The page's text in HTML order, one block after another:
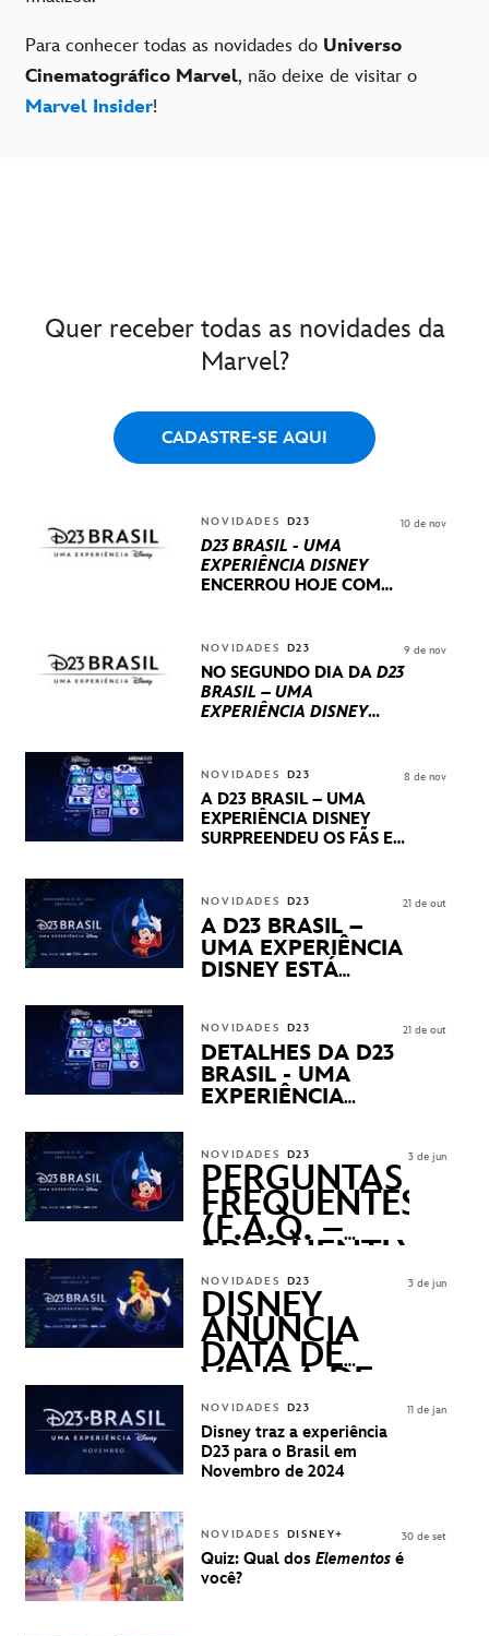
Para conhecer todas as novidades do Universo
Cinematográfico Marvel, não deixe de visitar o
Marvel Insider!
Quer receber todas as novidades da
Marvel?
CADASTRE-SE AQUI
NOVIDADES D23
D23 BRASIL - UMA
EXPERIÊNCIA DISNEY
ENCERROU HOJE COM
INTERNACIONAIS E
PRODUÇÕES BRASILEIRAS
10 de nov
NOVIDADES D23
NO SEGUNDO DIA DA D23
BRASIL – UMA
EXPERIÊNCIA DISNEY
STUDIOS REVELARAM
PRÉVIAS E NOVIDADES
DOS SEUS PRÓXIMOS
LANÇAMENTOS
9 de nov
NOVIDADES D23
A D23 BRASIL – UMA
EXPERIÊNCIA DISNEY
SURPREENDEU OS FÃS EM
APRESENTAÇÕES E
PRODUTOS EXCLUSIVOS
NO TRANSAMÉRICA EXPO
CENTER EM SÃO PAULO
8 de nov
NOVIDADES D23
A D23 BRASIL –
UMA EXPERIÊNCIA
DISNEY ESTÁ
21 de out
NOVIDADES D23
DETALHES DA D23
BRASIL - UMA
EXPERIÊNCIA
21 de out
NOVIDADES D23
PERGUNTAS
FREQUENTES
(F.A.Q. –
FREQUENTLY
ASKED
QUESTIONS)
3 de jun
NOVIDADES D23
DISNEY
ANUNCIA
DATA DE
VENDA DE
INGRESSOS
PARA A D23
BRASIL -
UMA
DISNEY
3 de jun
NOVIDADES D23
Disney traz a experiência
D23 para o Brasil em
Novembro de 2024
11 de jan
NOVIDADES DISNEY+
Quiz: Qual dos Elementos é
você?
30 de set